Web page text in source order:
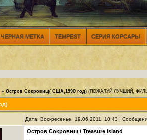
МЕТКА TEMPEST СЕРИЯ КОРСАРЫ
» Остров Сокровищ( США,1990 год) (ПОЖАЛУЙ,ЛУЧШИЙ,
Дата: Воскресенье, 19.06.2011, 10:43 |
Остров Сокровищ / Treasure Island